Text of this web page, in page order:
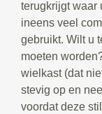
terugkrijgt waar
ineens veel
gebruikt. Wilt u
moeten
wielkast (dat
stevig op en
voordat deze